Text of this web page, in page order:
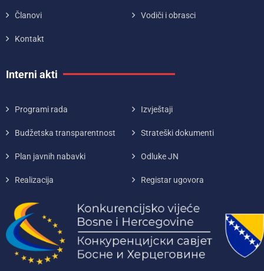
Članovi Vodiči i obrasci
Kontakt
Interni akti
Programi rada Izvještaji
Budžetska transparentnost Strateški dokumenti
Plan javnih nabavki Odluke JN
Realizacija Registar ugovora